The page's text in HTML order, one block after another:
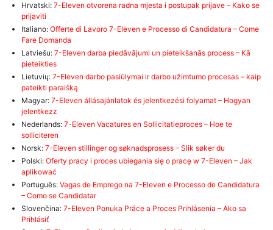
Hrvatski: 7-Eleven otvorena radna mjesta i postupak prijave – Kako se
prijaviti
Italiano: Offerte di Lavoro 7-Eleven e Processo di Candidatura – Come
Fare Domanda
Latviešu: 7-Eleven darba piedāvājumi un pieteikšanās process – Kā
pieteikties
Lietuvių: 7-Eleven darbo pasiūlymai ir darbo užimtumo procesas – kaip
pateikti paraišką
Magyar: 7-Eleven állásajánlatok és jelentkezési folyamat – Hogyan
jelentkezz
Nederlands: 7-Eleven Vacatures en Sollicitatieproces – Hoe te
solliciteren
Norsk: 7-Eleven stillinger og søknadsprosess – Slik søker du
Polski: Oferty pracy i proces ubiegania się o pracę w 7-Eleven – Jak
aplikować
Português: Vagas de Emprego na 7-Eleven e Processo de Candidatura
– Como se Candidatar
Slovenčina: 7-Eleven Ponuka Práce a Proces Prihlásenia – Ako sa
Prihlásiť